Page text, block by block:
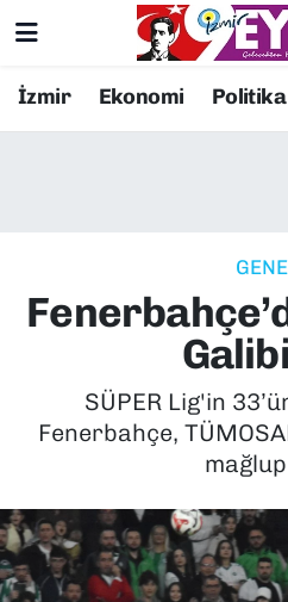
İzmir Ekonomi Politika
SÜPER Lig'in
Fenerbahçe,
Resmi İlanlar
EKONOMİ
KÜLTÜR SANAT
POLİTİKA
SAĞLIK
Konak Nöbetçi
Süper Lig Puan
Tüm Manşetler
Son Dakika Haberleri